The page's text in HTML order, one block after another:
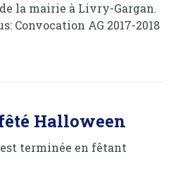
la mairie à Livry-Gargan.
Convocation AG 2017-2018
Halloween
terminée en fêtant